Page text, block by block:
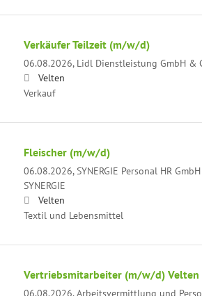
Verkäufer Teilzeit (m/w/d)
06.08.2026, Lidl Dienstleistung GmbH &
Velten
Verkauf
Fleischer (m/w/d)
06.08.2026, SYNERGIE Personal HR
SYNERGIE
Velten
Textil und Lebensmittel
Vertriebsmitarbeiter (m/w/d) Velten
06.08.2026,Arbeitsvermittlung und